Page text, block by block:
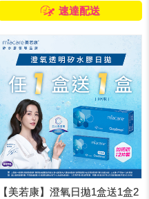
速達配送
【美若康】澄氧日拋1盒送1盒2